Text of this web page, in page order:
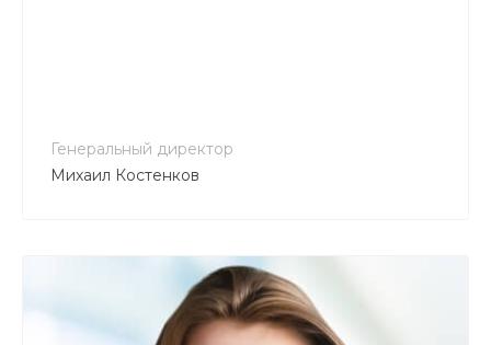
Генеральный директор
Михаил Костенков